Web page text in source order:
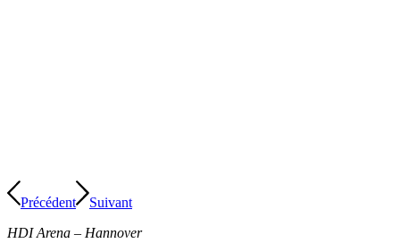
Précédent
Suivant
HDI Arena – Hannover